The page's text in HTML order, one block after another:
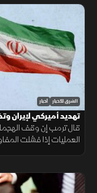
الشرق للأخبار أخبار
تهديد أميركي لإيران
قال ترمب إن وقف
العمليات إذا فشلت